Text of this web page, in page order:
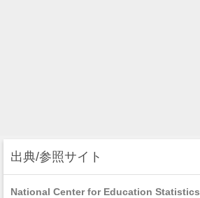
出典/参照サイト
National Center for Education Statistics